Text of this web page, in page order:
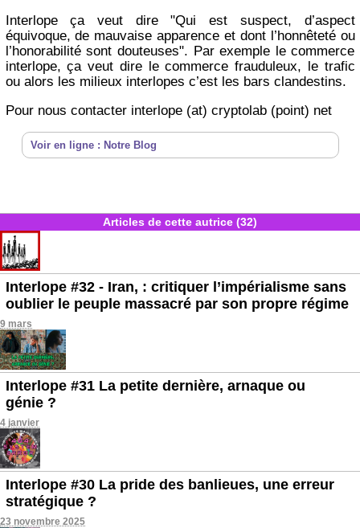
Interlope ça veut dire "Qui est suspect, d’aspect
équivoque, de mauvaise apparence et dont l’honnêteté ou
l’honorabilité sont douteuses". Par exemple le commerce
interlope, ça veut dire le commerce frauduleux, le trafic
ou alors les milieux interlopes c’est les bars clandestins.
Pour nous contacter interlope (at) cryptolab (point) net
Voir en ligne : Notre Blog
Articles de cette autrice (32)
Interlope #32 - Iran, : critiquer l’impérialisme sans
oublier le peuple massacré par son propre régime
9 mars
Interlope #31 La petite dernière, arnaque ou
génie ?
4 janvier
Interlope #30 La pride des banlieues, une erreur
stratégique ?
23 novembre 2025